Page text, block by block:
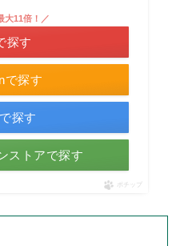
で探す
大11倍！／
探す
探す
ストアで探す
ポチップ